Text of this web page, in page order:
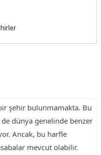
şehir bulunmamakta. Bu
dünya genelinde benzer
Ancak, bu harfle
mevcut olabilir.